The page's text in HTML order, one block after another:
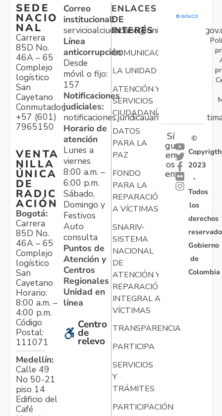
SEDE
NACIO
NAL
Carrera
85D No.
46A – 65
Complejo
logístico
San
Cayetano
Conmutador:
+57 (601)
7965150
VENTA
NILLA
ÚNICA
DE
RADIC
ACIÓN
Bogotá:
Carrera
85D No.
46A – 65
Complejo
logístico
San
Cayetano
Horario:
8:00 a.m. –
4:00 p.m.
Código
Postal:
111071
Medellín:
Calle 49
No 50-21
piso 14
Edificio del
Café
Correo
institucional:
Línea
anticorrupción:
Desde
móvil o fijo:
157
Notificaciones
judiciales:
Horario de
atención
Lunes a
viernes
8:00 a.m. –
6:00 p.m.
Sábado,
Domingo y
Festivos
Auto
consulta
Puntos de
Atención y
Centros
Regionales
Unidad en
línea
Centro
de
relevo
ENLACES
DE
INTERÉS
COMUNICACIONES
LA UNIDAD
ATENCIÓN Y
SERVICIOS
CIUDADANÍA
DATOS
PARA LA
PAZ
FONDO
PARA LA
REPARACIÓN
A VÍCTIMAS
SNARIV-
SISTEMA
NACIONAL
DE
ATENCIÓN Y
REPARACIÓN
INTEGRAL A
VÍCTIMAS
TRANSPARENCIA
PARTICIPA
SERVICIOS
Y
TRÁMITES
PARTICIPACIÓN
Sí
gu
en
os
en:
©
Copyrigth
2023
-
Todos
los
derechos
Gobierno
de
Colombia